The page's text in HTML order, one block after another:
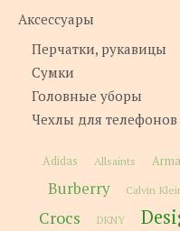
Аксессуары
Перчатки, рукавицы
Сумки
Головные уборы
Чехлы для телефонов
Adidas Allsaints
Burberry Calvin
Crocs DKNY